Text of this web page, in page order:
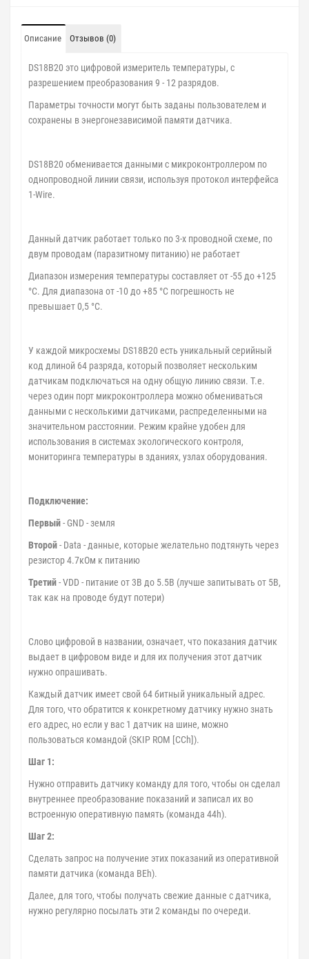
Описание Отзывов (0)
DS18B20 это цифровой измеритель температуры, с
разрешением преобразования 9 - 12 разрядов.
Параметры точности могут быть заданы пользователем и
сохранены в энергонезависимой памяти датчика.
DS18B20 обменивается данными с микроконтроллером по
однопроводной линии связи, используя протокол интерфейса
1-Wire.
Данный датчик работает только по 3-х проводной схеме, по
двум проводам (паразитному питанию) не работает
Диапазон измерения температуры составляет от -55 до +125
°C. Для диапазона от -10 до +85 °C погрешность не
превышает 0,5 °C.
У каждой микросхемы DS18B20 есть уникальный серийный
код длиной 64 разряда, который позволяет нескольким
датчикам подключаться на одну общую линию связи. Т.е.
через один порт микроконтроллера можно обмениваться
данными с несколькими датчиками, распределенными на
значительном расстоянии. Режим крайне удобен для
использования в системах экологического контроля,
мониторинга температуры в зданиях, узлах оборудования.
Подключение:
Первый- GND - земля
Второй- Data - данные, которые желательно подтянуть через
резистор 4.7кОм к питанию
Третий- VDD - питание от 3В до 5.5В (лучше запитывать от 5В,
так как на проводе будут потери)
Слово цифровой в названии, означает, что показания датчик
выдает в цифровом виде и для их получения этот датчик
нужно опрашивать.
Каждый датчик имеет свой 64 битный уникальный адрес.
Для того, что обратится к конкретному датчику нужно знать
его адрес, но если у вас 1 датчик на шине, можно
пользоваться командой (SKIP ROM [CCh]).
Шаг 1:
Нужно отправить датчику команду для того, чтобы он сделал
внутреннее преобразование показаний и записал их во
встроенную оперативную память (команда 44h).
Шаг 2:
Сделать запрос на получение этих показаний из оперативной
памяти датчика (команда BEh).
Далее, для того, чтобы получать свежие данные с датчика,
нужно регулярно посылать эти 2 команды по очереди.